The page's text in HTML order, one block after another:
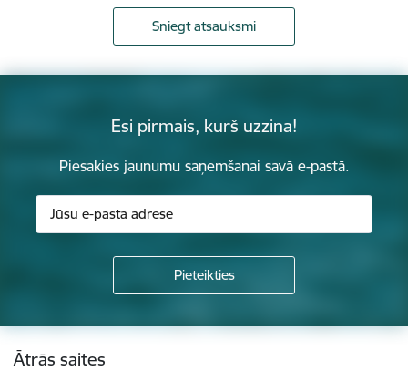
Sniegt atsauksmi
Esi pirmais, kurš uzzina!
Piesakies jaunumu saņemšanai savā e-pastā.
Kājene
Ātrās saites